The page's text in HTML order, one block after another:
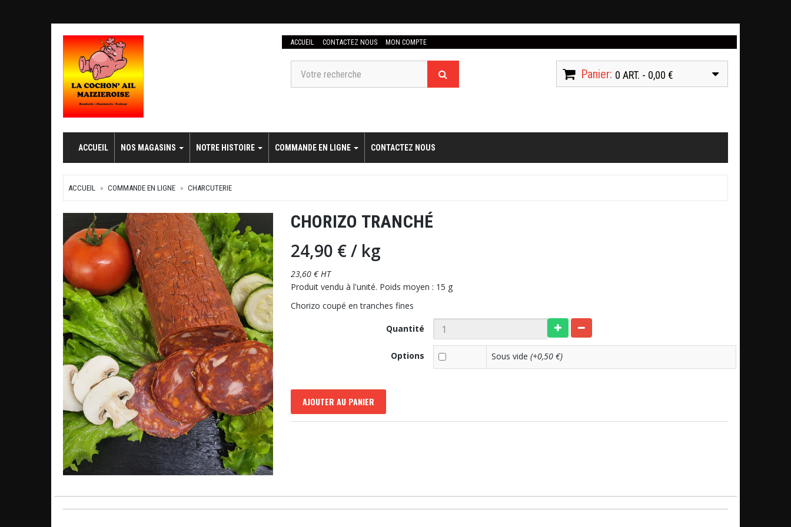
ACCUEIL CONTACTEZ NOUS MON COMPTE
Panier: 0 ART. - 0,00 €
ACCUEIL NOS MAGASINS NOTRE HISTOIRE COMMANDE EN LIGNE CONTACTEZ NOUS
ACCUEIL COMMANDE EN LIGNE CHARCUTERIE
CHORIZO TRANCHÉ
24,90 €/ kg
23,60 € HT
Produit vendu à l'unité. Poids moyen : 15 g
Chorizo coupé en tranches fines
Quantité
Options Sous vide (+0,50 €)
AJOUTER AU PANIER